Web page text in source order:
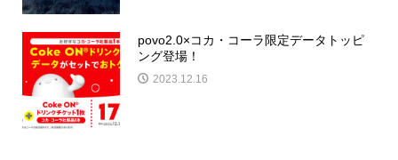
povo2.0×コカ・コーラ限定データトッピ
ング登場！
2023.12.16